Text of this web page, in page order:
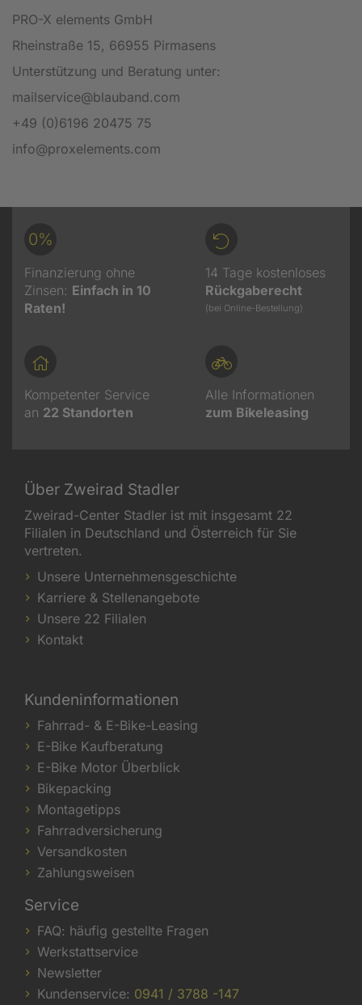
PRO-X elements GmbH
Rheinstraße 15, 66955 Pirmasens
Unterstützung und Beratung unter:
mailservice@blauband.com
+49 (0)6196 20475 75
info@proxelements.com
0%
Finanzierung ohne
Zinsen: Einfach in 10
Raten!
14 Tage kostenloses
Rückgaberecht
(bei Online-Bestellung)
Kompetenter Service
an 22 Standorten
Alle Informationen
zum Bikeleasing
Über Zweirad Stadler
Zweirad-Center Stadler ist mit insgesamt 22
Filialen in Deutschland und Österreich für Sie
vertreten.
Unsere Unternehmensgeschichte
Karriere & Stellenangebote
Unsere 22 Filialen
Kontakt
Kundeninformationen
Fahrrad- & E-Bike-Leasing
E-Bike Kaufberatung
E-Bike Motor Überblick
Bikepacking
Montagetipps
Fahrradversicherung
Versandkosten
Zahlungsweisen
Service
FAQ: häufig gestellte Fragen
Werkstattservice
Newsletter
Kundenservice: 0941 / 3788 -147